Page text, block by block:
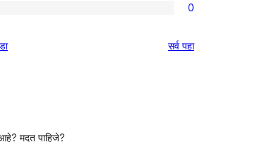
0
सर्वपुनरावलोकने
पहा
मदत पाहिजे?